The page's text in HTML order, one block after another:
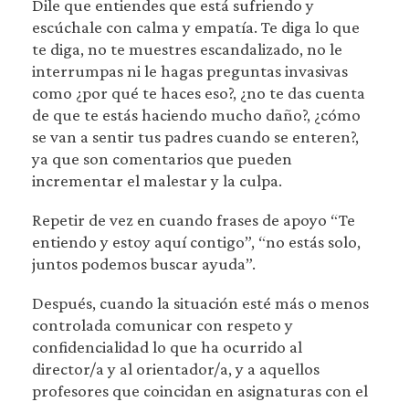
Dile que entiendes que está sufriendo y
escúchale con calma y empatía. Te diga lo que
te diga, no te muestres escandalizado, no le
interrumpas ni le hagas preguntas invasivas
como ¿por qué te haces eso?, ¿no te das cuenta
de que te estás haciendo mucho daño?, ¿cómo
se van a sentir tus padres cuando se enteren?,
ya que son comentarios que pueden
incrementar el malestar y la culpa.
Repetir de vez en cuando frases de apoyo “Te
entiendo y estoy aquí contigo”, “no estás solo,
juntos podemos buscar ayuda”.
Después, cuando la situación esté más o menos
controlada comunicar con respeto y
confidencialidad lo que ha ocurrido al
director/a y al orientador/a, y a aquellos
profesores que coincidan en asignaturas con el